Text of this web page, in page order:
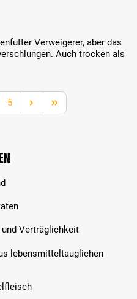
Verweigerer, aber das
Auch trocken als
Seite
5
Verträglichkeit
lebensmitteltauglichen